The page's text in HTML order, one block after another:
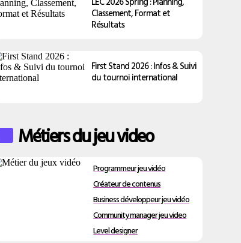
Classement, Format et
Résultats
First Stand 2026 : Infos & Suivi
du tournoi international
Métiers du jeu video
Programmeur jeu vidéo
Créateur de contenus
Business développeur jeu vidéo
Community manager jeu video
Level designer